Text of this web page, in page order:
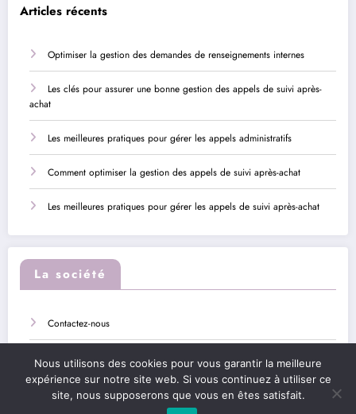
Articles récents
Optimiser la gestion des demandes de renseignements internes
Les clés pour assurer une bonne gestion des appels de suivi après-
achat
Les meilleures pratiques pour gérer les appels administratifs
Comment optimiser la gestion des appels de suivi après-achat
Les meilleures pratiques pour gérer les appels de suivi après-achat
La société
Contactez-nous
Sitemap
Mentions légales
Nous utilisons des cookies pour vous garantir la meilleure
expérience sur notre site web. Si vous continuez à utiliser ce
site, nous supposerons que vous en êtes satisfait.